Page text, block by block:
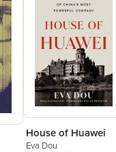
House of Huawei
Eva Dou